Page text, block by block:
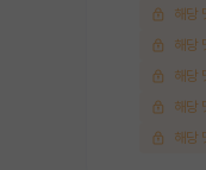
해당
해당
해당
해당
해당